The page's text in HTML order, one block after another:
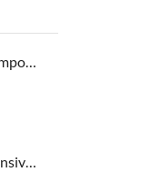
Purple Shampoo - No Sulfate
Purple Intensive Hair Care Mask